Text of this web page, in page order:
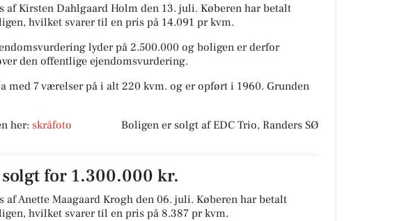
af Kirsten Dahlgaard Holm den 13. juli. Køberen har betalt
hvilket svarer til en pris på 14.091 pr kvm.
lyder på 2.500.000 og boligen er derfor
den offentlige ejendomsvurdering.
med 7 værelser på i alt 220 kvm. og er opført i 1960. Grunden
her: skråfoto Boligen er solgt af EDC Trio, Randers SØ
solgt for 1.300.000 kr.
af Anette Maagaard Krogh den 06. juli. Køberen har betalt
hvilket svarer til en pris på 8.387 pr kvm.